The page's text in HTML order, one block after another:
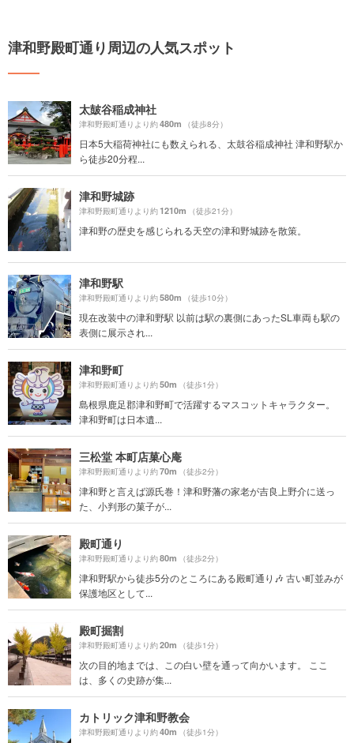
津和野殿町通り周辺の人気スポット
太皷谷稲成神社
津和野殿町通りより約480m （徒歩8分）
日本5大稲荷神社にも数えられる、太鼓谷稲成神社 津和野駅か
ら徒歩20分程...
津和野城跡
津和野殿町通りより約1210m （徒歩21分）
津和野の歴史を感じられる天空の津和野城跡を散策。
津和野駅
津和野殿町通りより約580m （徒歩10分）
現在改装中の津和野駅 以前は駅の裏側にあったSL車両も駅の
表側に展示され...
津和野町
津和野殿町通りより約50m （徒歩1分）
島根県鹿足郡津和野町で活躍するマスコットキャラクター。
津和野町は日本遺...
三松堂 本町店菓心庵
津和野殿町通りより約70m （徒歩2分）
津和野と言えば源氏巻！津和野藩の家老が吉良上野介に送っ
た、小判形の菓子が...
殿町通り
津和野殿町通りより約80m （徒歩2分）
津和野駅から徒歩5分のところにある殿町通り🎶 古い町並みが
保護地区として...
殿町掘割
津和野殿町通りより約20m （徒歩1分）
次の目的地までは、この白い壁を通って向かいます。 ここ
は、多くの史跡が集...
カトリック津和野教会
津和野殿町通りより約40m （徒歩1分）